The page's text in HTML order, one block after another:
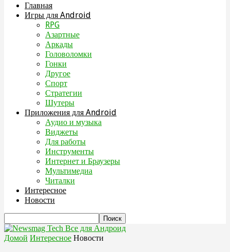
Главная
Игры для Android
RPG
Азартные
Аркады
Головоломки
Гонки
Другое
Спорт
Стратегии
Шутеры
Приложения для Android
Аудио и музыка
Виджеты
Для работы
Инструменты
Интернет и Браузеры
Мультимедиа
Читалки
Интересное
Новости
Все для Андроид
Домой Интересное Новости